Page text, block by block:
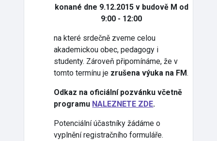
konané dne 9.12.2015 v budově M od
9:00 - 12:00
na které srdečně zveme celou
akademickou obec, pedagogy i
studenty. Zároveň připomínáme, že v
tomto termínu je zrušena výuka na FM.
Odkaz na oficiální pozvánku včetně
programu NALEZNETE ZDE.
Potenciální účastníky žádáme o
vyplnění registračního formuláře.